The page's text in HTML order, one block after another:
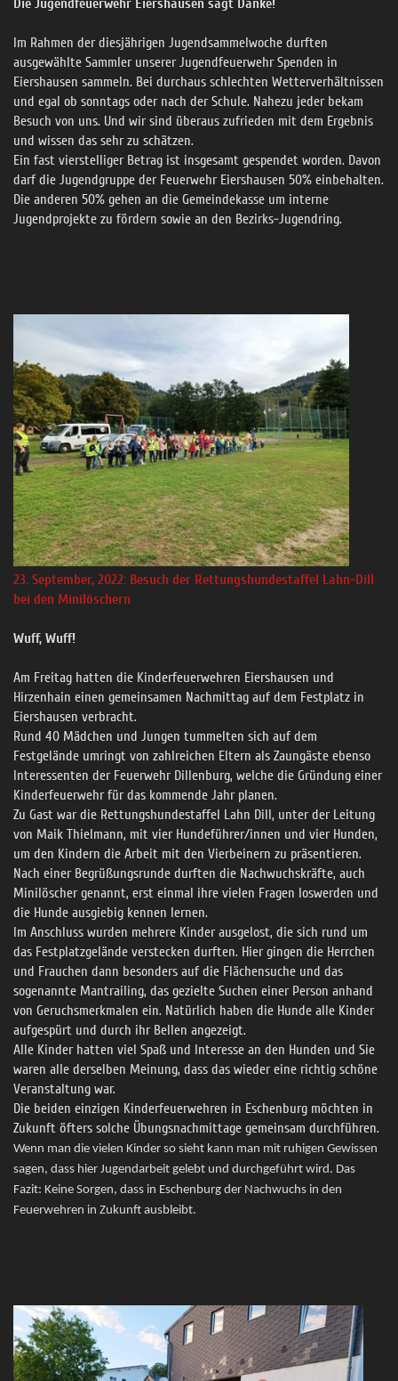
Im Rahmen der diesjährigen Jugendsammelwoche durften
ausgewählte Sammler unserer Jugendfeuerwehr Spenden in
Eiershausen sammeln. Bei durchaus schlechten Wetterverhältnissen
und egal ob sonntags oder nach der Schule. Nahezu jeder bekam
Besuch von uns. Und wir sind überaus zufrieden mit dem Ergebnis
und wissen das sehr zu schätzen.
Ein fast vierstelliger Betrag ist insgesamt gespendet worden. Davon
darf die Jugendgruppe der Feuerwehr Eiershausen 50% einbehalten.
Die anderen 50% gehen an die Gemeindekasse um interne
Jugendprojekte zu fördern sowie an den Bezirks-Jugendring.
23. September, 2022: Besuch der Rettungshundestaffel Lahn-Dill
bei den Minilöschern
Wuff, Wuff!
Am Freitag hatten die Kinderfeuerwehren Eiershausen und
Hirzenhain einen gemeinsamen Nachmittag auf dem Festplatz in
Eiershausen verbracht.
Rund 40 Mädchen und Jungen tummelten sich auf dem
Festgelände umringt von zahlreichen Eltern als Zaungäste ebenso
Interessenten der Feuerwehr Dillenburg, welche die Gründung einer
Kinderfeuerwehr für das kommende Jahr planen.
Zu Gast war die Rettungshundestaffel Lahn Dill, unter der Leitung
von Maik Thielmann, mit vier Hundeführer/innen und vier Hunden,
um den Kindern die Arbeit mit den Vierbeinern zu präsentieren.
Nach einer Begrüßungsrunde durften die Nachwuchskräfte, auch
Minilöscher genannt, erst einmal ihre vielen Fragen loswerden und
die Hunde ausgiebig kennen lernen.
Im Anschluss wurden mehrere Kinder ausgelost, die sich rund um
das Festplatzgelände verstecken durften. Hier gingen die Herrchen
und Frauchen dann besonders auf die Flächensuche und das
sogenannte Mantrailing, das gezielte Suchen einer Person anhand
von Geruchsmerkmalen ein. Natürlich haben die Hunde alle Kinder
aufgespürt und durch ihr Bellen angezeigt.
Alle Kinder hatten viel Spaß und Interesse an den Hunden und Sie
waren alle derselben Meinung, dass das wieder eine richtig schöne
Veranstaltung war.
Die beiden einzigen Kinderfeuerwehren in Eschenburg möchten in
Zukunft öfters solche Übungsnachmittage gemeinsam durchführen.
Wenn man die vielen Kinder so sieht kann man mit ruhigen Gewissen
sagen, dass hier Jugendarbeit gelebt und durchgeführt wird. Das
Fazit: Keine Sorgen, dass in Eschenburg der Nachwuchs in den
Feuerwehren in Zukunft ausbleibt.